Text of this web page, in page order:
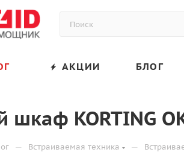
АКЦИИ БЛОГ
шкаф KORTING
— Встраиваемая техника —